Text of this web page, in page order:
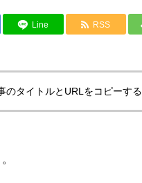
Line RSS
のタイトルとURLをコピーする